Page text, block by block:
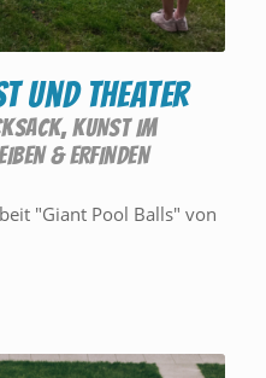
und Theater
,KUNST IM
& ERFINDEN
"Giant Pool Balls" von